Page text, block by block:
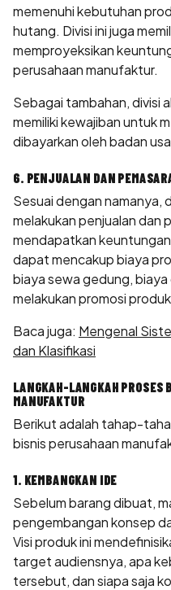
memenuhi kebutuhan
hutang. Divisi ini juga
memproyeksikan
perusahaan manufaktur.
Sebagai tambahan, divisi
memiliki kewajiban untuk
dibayarkan oleh badan
6. PENJUALAN DAN
Sesuai dengan namanya,
melakukan penjualan dan
mendapatkan
dapat mencakup biaya
biaya sewa gedung,
melakukan promosi
Baca juga: Mengenal
dan Klasifikasi
LANGKAH-LANGKAH PROSES
MANUFAKTUR
Berikut adalah tahap-
bisnis perusahaan
1. KEMBANGKAN IDE
Sebelum barang dibuat,
pengembangan konsep
Visi produk ini
target audiensnya, apa
tersebut, dan siapa saja